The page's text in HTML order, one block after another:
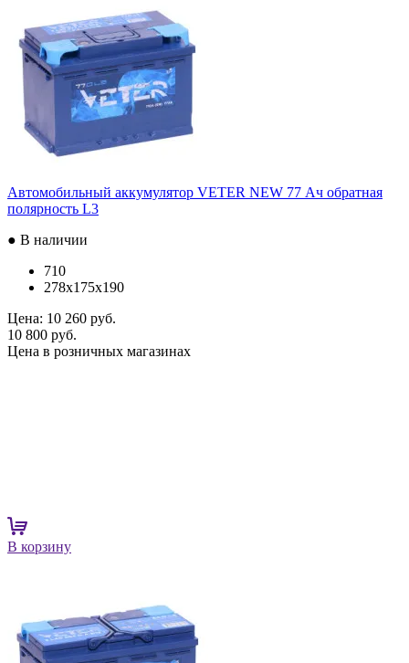
Автомобильный аккумулятор VETER NEW 77 Ач обратная
полярность L3
● В наличии
710
278x175x190
Цена: 10 260 руб.
10 800 руб.
Цена в розничных магазинах
В корзину